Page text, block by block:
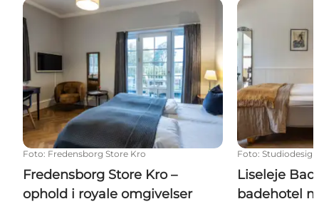
Fredensborg Store Kro – ophold i royale omgivelser
Foto: Fredensborg Store Kro
Fredensborg Store Kro –
ophold i royale omgivelser
Liseleje
Foto:
Liseleje
badehotel